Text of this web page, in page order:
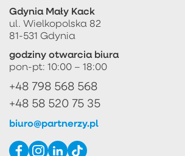
Gdynia Mały Kack
ul. Wielkopolska 82
81-531 Gdynia
godziny otwarcia biura
pon-pt: 10:00 – 18:00
+48 798 568 568
+48 58 520 75 35
biuro@partnerzy.pl